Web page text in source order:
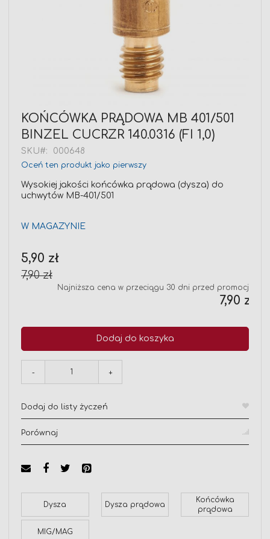
Przejdź
na
początek
KOŃCÓWKA PRĄDOWA MB 401/501
BINZEL CUCRZR 140.0316 (FI 1,0)
SKU 000648
Oceń ten produkt jako pierwszy
Wysokiej jakości końcówka prądowa (dysza) do
uchwytów MB-401/501
W MAGAZYNIE
Cena
promocyjna
5,90 zł
7,90 zł
Najniższa cena w przeciągu 30 dni przed promocją:
7,90 zł
Dodaj do koszyka
- +
Dodaj do listy życzeń
Porównaj
Dysza Dysza prądowa
Końcówka
prądowa
MIG/MAG